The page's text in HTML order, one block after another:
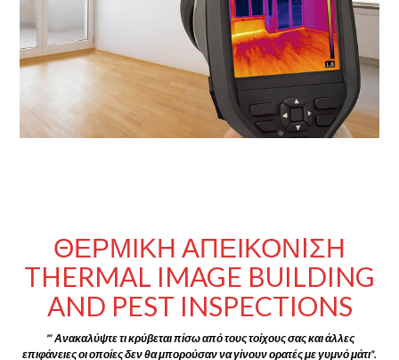
ΘΕΡΜΙΚΗ ΑΠΕΙΚΟΝIΣΗ
THERMAL IMAGE BUILDING
AND PEST INSPECTIONS
”’ Ανακαλύψτε τι κρύβεται πίσω από τους τοίχους σας και άλλες
επιφάνειες οι οποίες δεν θα μπορούσαν να γίνουν ορατές με γυμνό μάτι”.